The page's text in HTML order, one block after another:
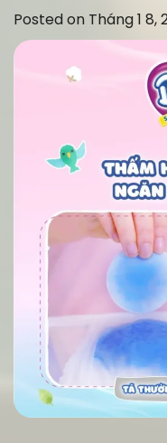
Posted on Tháng 1 8,